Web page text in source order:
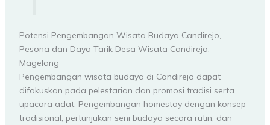
Potensi Pengembangan Wisata Budaya Candirejo,
Pesona dan Daya Tarik Desa Wisata Candirejo,
Magelang
Pengembangan wisata budaya di Candirejo dapat
difokuskan pada pelestarian dan promosi tradisi serta
upacara adat. Pengembangan homestay dengan konsep
tradisional, pertunjukan seni budaya secara rutin, dan